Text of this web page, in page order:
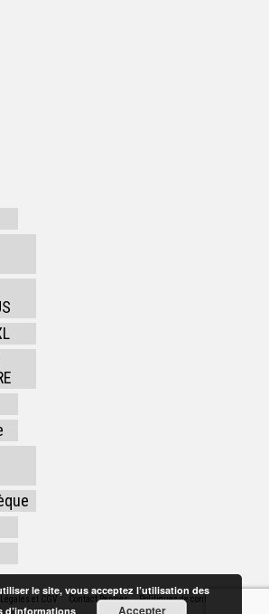
et CGV Contact Rennes Politiques de confidentialité
le site, vous acceptez l’utilisation des
d’informations Accepter